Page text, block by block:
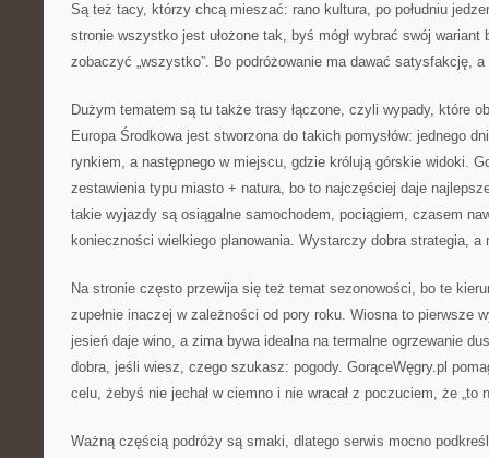
Są też tacy, którzy chcą mieszać: rano kultura, po południu
stronie wszystko jest ułożone tak, byś mógł wybrać swój
zobaczyć „wszystko”. Bo podróżowanie ma dawać satysfakcję, a
Dużym tematem są tu także trasy łączone, czyli wypady, które
Europa Środkowa jest stworzona do takich pomysłów: jednego
rynkiem, a następnego w miejscu, gdzie królują górskie widoki.
zestawienia typu miasto + natura, bo to najczęściej daje
takie wyjazdy są osiągalne samochodem, pociągiem, czasem
konieczności wielkiego planowania. Wystarczy dobra strategia,
Na stronie często przewija się też temat sezonowości, bo te
zupełnie inaczej w zależności od pory roku. Wiosna to pierwsze
jesień daje wino, a zima bywa idealna na termalne ogrzewanie
dobra, jeśli wiesz, czego szukasz: pogody. GorąceWęgry.pl
celu, żebyś nie jechał w ciemno i nie wracał z poczuciem, że „to
Ważną częścią podróży są smaki, dlatego serwis mocno